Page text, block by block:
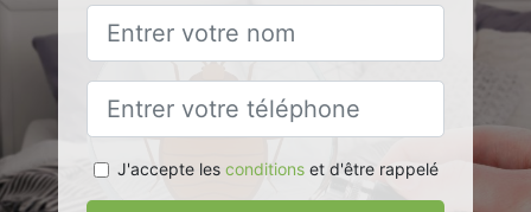
J'accepte les conditionset d'être rappelé